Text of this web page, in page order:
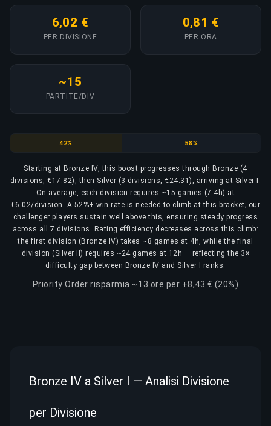
6,02 €
PER DIVISIONE
0,81 €
PER ORA
~15
PARTITE/DIV
Bronze
42% Silver
58%
Starting at Bronze IV, this boost progresses through Bronze (4
divisions, €17.82), then Silver (3 divisions, €24.31), arriving at Silver I.
On average, each division requires ~15 games (7.4h) at
€6.02/division. A 52%+ win rate is needed to climb at this bracket; our
challenger players sustain well above this, ensuring steady progress
across all 7 divisions. Rating efficiency decreases across this climb:
the first division (Bronze IV) takes ~8 games at 4h, while the final
division (Silver II) requires ~24 games at 12h — reflecting the 3×
difficulty gap between Bronze IV and Silver I ranks.
Priority Order risparmia ~13 ore per +8,43 € (20%)
Bronze IV a Silver I — Analisi Divisione
per Divisione